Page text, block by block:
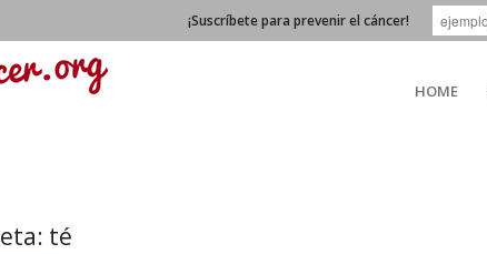
HOME
té
¡Suscríbete para prevenir el cáncer!